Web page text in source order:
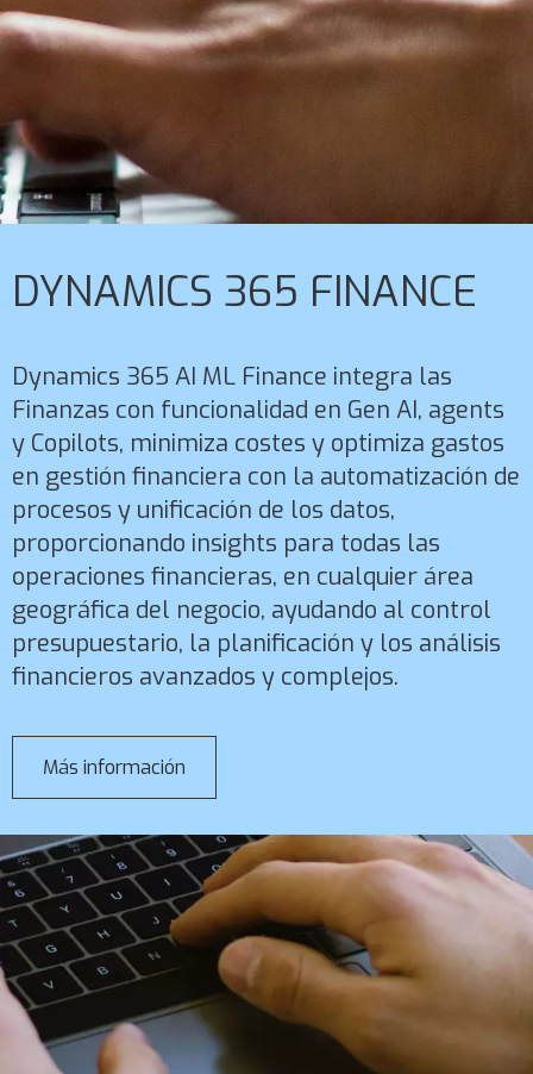
DYNAMICS 365 FINANCE
Dynamics 365 AI ML Finance integra las
Finanzas con funcionalidad en Gen AI, agents
y Copilots, minimiza costes y optimiza gastos
en gestión financiera con la automatización de
procesos y unificación de los datos,
proporcionando insights para todas las
operaciones financieras, en cualquier área
geográfica del negocio, ayudando al control
presupuestario, la planificación y los análisis
financieros avanzados y complejos.
Más información
365